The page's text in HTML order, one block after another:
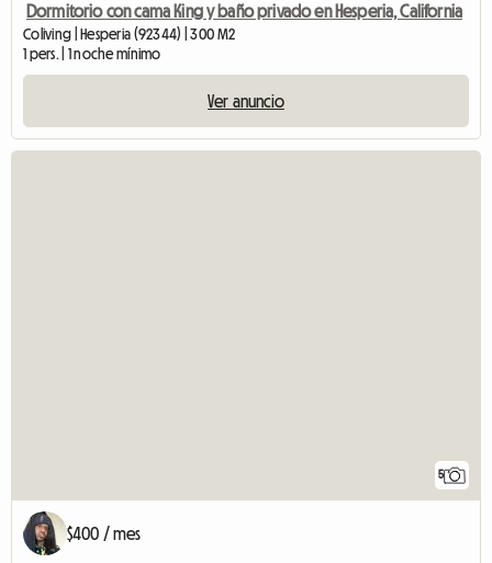
Dormitorio con cama King y baño privado en Hesperia, California
Coliving | Hesperia (92344) | 300 M2
1 pers. | 1 noche mínimo
Ver anuncio
5
$400 / mes